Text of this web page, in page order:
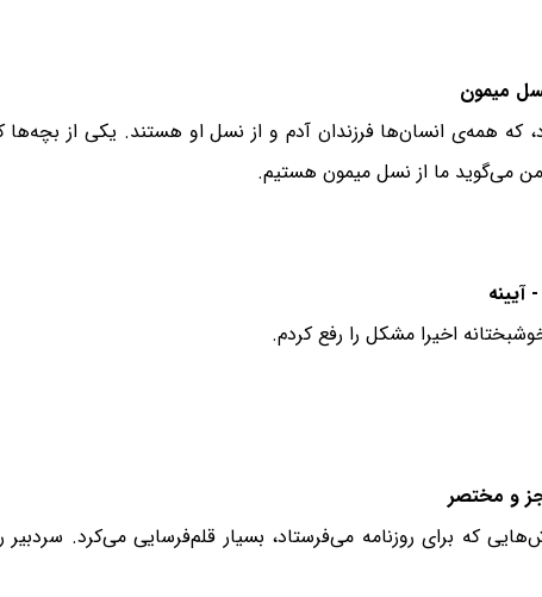
همه‌ی انسان‌ها فرزندان آدم و از نسل او هستند. یکی از
من می‌گوید ما از نسل میمون هستیم.
اخیرا مشکل را رفع کردم.
که برای روزنامه می‌فرستاد، بسیار قلم‌فرسایی می‌کرد. سردبیر